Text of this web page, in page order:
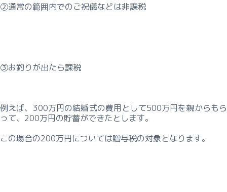
②通常の範囲内でのご祝儀などは非課税
③お釣りが出たら課税
例えば、300万円の結婚式の費用として500万円を親からもら
って、200万円の貯蓄ができたとします。
この場合の200万円については贈与税の対象となります。